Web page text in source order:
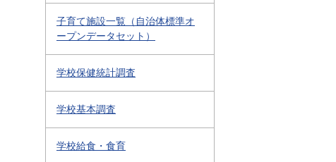
子育て施設一覧（自治体標準オ
ープンデータセット）
学校保健統計調査
学校基本調査
学校給食・食育